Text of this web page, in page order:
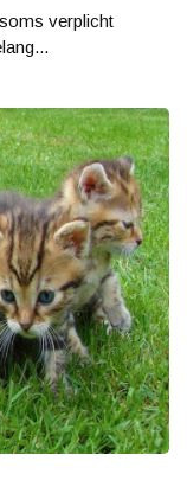
verplicht